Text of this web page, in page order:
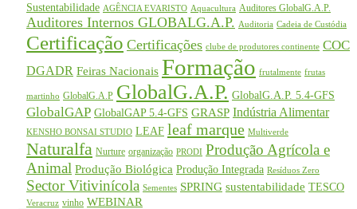
Sustentabilidade AGÊNCIA EVARISTO Aquacultura Auditores GlobalG.A.P.
Auditores Internos GLOBALG.A.P. Auditoria Cadeia de Custódia
Certificação Certificações clube de produtores continente COC
DGADR Feiras Nacionais Formação frutalmente frutas
martinho GlobalG.A.P GlobalG.A.P. GlobalG.A.P. 5.4-GFS
GlobalGAP GlobalGAP 5.4-GFS GRASP Indústria Alimentar
KENSHO BONSAI STUDIO LEAF leaf marque Multiverde
Naturalfa Nurture organização PRODI Produção Agrícola e
Animal Produção Biológica Produção Integrada Resíduos Zero
Sector Vitivinícola Sementes SPRING sustentabilidade TESCO
Veracruz vinho WEBINAR